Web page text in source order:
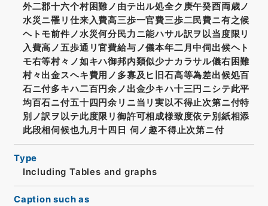
外二郡十六个村困難ノ由テ出ル処全ク庚午癸酉両歳ノ
水災ニ罹リ仕来入費高三歩一官費三歩二民費ニ有之候
ヘトモ前件ノ水災何分民力ニ能ハサル訳ヲ以当度限リ
入費高ノ五歩通リ官費給与ノ儀本年二月中伺出候ヘト
モ右等村々ノ如キハ御邦内類似少ナカラサル儀右困難
村々出金スヘキ費用ノ多寡及ヒ旧石高等為差出候処百
石ニ付多キハ二百円余ノ出金少キハ十三円ニシテ此平
均百石ニ付五十四円余リニ当リ実以不得止次第ニ付特
別ノ訳ヲ以テ此度限リ御許可相成様致度依テ別紙相添
此段相伺候也九月十四日 伺ノ趣不得止次第ニ付
Type
Including Tables and graphs
Caption such as